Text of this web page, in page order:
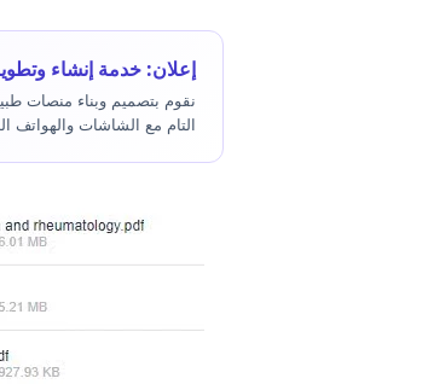
إعلان: خدمة إنشاء
نقوم بتصميم وبناء منصات
التام مع الشاشات والهواتف